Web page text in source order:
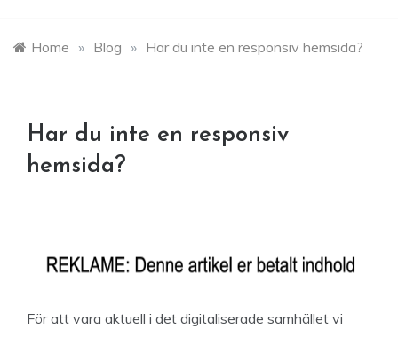
Home » Blog » Har du inte en responsiv hemsida?
Har du inte en responsiv
hemsida?
För att vara aktuell i det digitaliserade samhället vi